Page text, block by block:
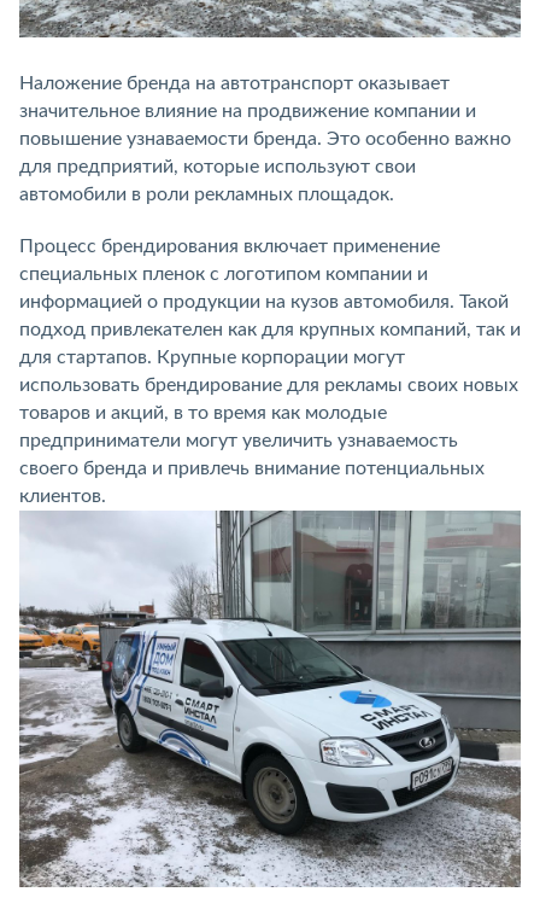
Наложение бренда на автотранспорт оказывает
значительное влияние на продвижение компании и
повышение узнаваемости бренда. Это особенно важно
для предприятий, которые используют свои
автомобили в роли рекламных площадок.
Процесс брендирования включает применение
специальных пленок с логотипом компании и
информацией о продукции на кузов автомобиля. Такой
подход привлекателен как для крупных компаний, так и
для стартапов. Крупные корпорации могут
использовать брендирование для рекламы своих новых
товаров и акций, в то время как молодые
предприниматели могут увеличить узнаваемость
своего бренда и привлечь внимание потенциальных
клиентов.